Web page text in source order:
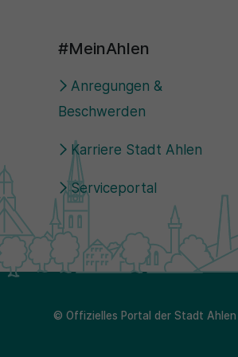
#MeinAhlen
Anregungen &
Beschwerden
Karriere Stadt Ahlen
Serviceportal
© Offizielles Portal der Stadt Ahlen